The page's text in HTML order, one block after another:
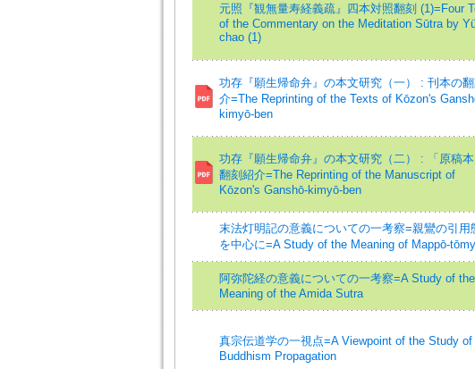
元照『観無量寿経義疏』四本対照翻刻 (1)=Four
of the Commentary on the Meditation Sūtra by
chao (1)
功存『願生帰命弁』の本文研究（一） : 刊本の
介=The Reprinting of the Texts of Kōzon's
kimyō-ben
功存『願生帰命弁』の本文研究（二） : 「原稿
翻刻紹介=The Reprinting of the Manuscript of
Kōzon's Ganshō-kimyō-ben
末法灯明記の意義についての一考察=親鸞の引用
を中心に=A Study of the Meaning of Mappō-
阿弥陀経の意義についての一考察=A Study of the
Meaning of the Amida Sutra
真宗伝道学の一視点=A Viewpoint of the Study of
Buddhism Propagation